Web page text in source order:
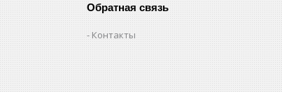
Обратная связь
Контакты